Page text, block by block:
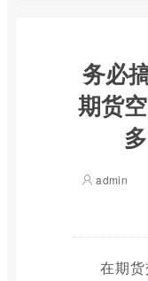
务必
期货
admin
在期